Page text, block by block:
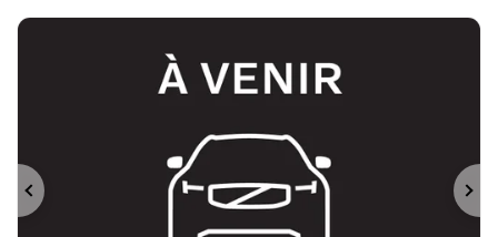
Précédent